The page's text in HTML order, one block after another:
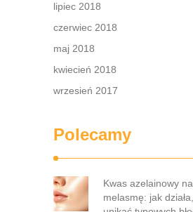
lipiec 2018
czerwiec 2018
maj 2018
kwiecień 2018
wrzesień 2017
Polecamy
Kwas azelainowy na
melasmę: jak